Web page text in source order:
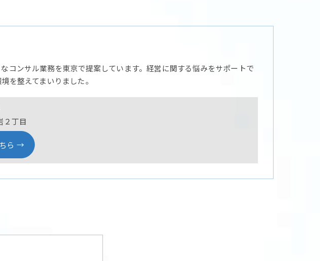
コンサル業務を東京で提案しています。経営に関する悩みをサポートで
を整えてまいりました。
２丁目
ら